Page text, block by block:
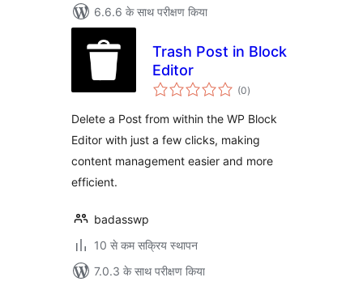
6.6.6 के साथ परीक्षण किया
Trash Post in Block
Editor
(0कुल
दर)
Delete a Post from within the WP Block
Editor with just a few clicks, making
content management easier and more
efficient.
badasswp
10 से कम सक्रिय स्थापन
7.0.3 के साथ परीक्षण किया